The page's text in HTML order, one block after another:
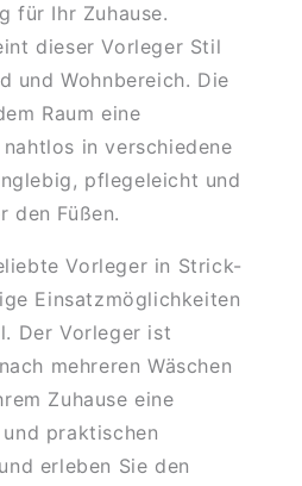
für Ihr Zuhause.
dieser Vorleger Stil
und Wohnbereich. Die
Raum eine
in verschiedene
pflegeleicht und
den Füßen.
Vorleger in Strick-
Einsatzmöglichkeiten
Der Vorleger ist
mehreren Wäschen
Zuhause eine
praktischen
erleben Sie den